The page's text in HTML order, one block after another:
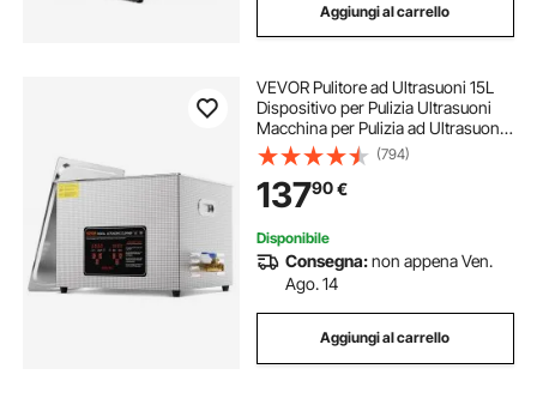
Aggiungi al carrello
VEVOR Pulitore ad Ultrasuoni 15L
Dispositivo per Pulizia Ultrasuoni
Macchina per Pulizia ad Ultrasuoni
da 360W con Timer Riscaldatore,
Pulitore Digitale da 40 kHz con
Cestello per Parti Gioielli
(794)
13790€
Disponibile
Consegna:non appena Ven.
Ago. 14
Aggiungi al carrello